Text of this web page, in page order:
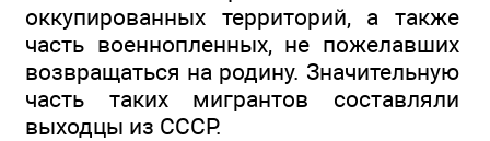
оккупированных территорий, а также
часть военнопленных, не пожелавших
возвращаться на родину. Значительную
часть таких мигрантов составляли
выходцы из СССР.